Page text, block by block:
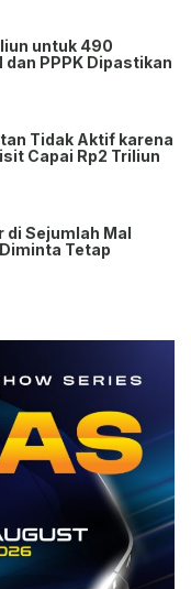
untuk 490
dan PPPK Dipastikan
Tidak Aktif karena
Capai Rp2 Triliun
di Sejumlah Mal
Tetap